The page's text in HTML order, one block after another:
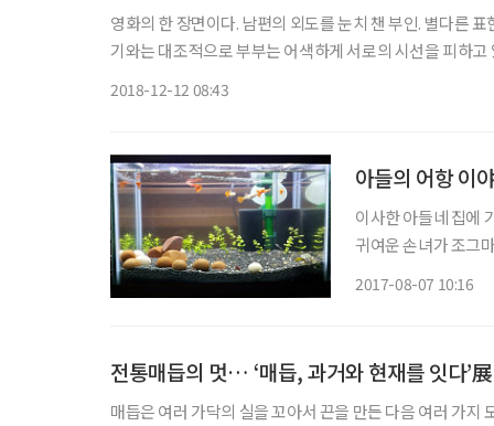
영화의 한 장면이다. 남편의 외도를 눈치 챈 부인. 별다른 표현 없이 서먹하게 마주앉아 있다. 눈 쌓인 스키장이 배경이다. 카페의 활
기와는 대조적으로 부부는 어색하게 서로의 시선을 피하
2018-12-12 08:43
아들의 어항 이
이사한 아들네 집에
귀여운 손녀가 조그
2017-08-07 10:16
전통매듭의 멋… ‘매듭, 과거와 현재를 잇다’展
매듭은 여러 가닥의 실을 꼬아서 끈을 만든 다음 여러 가